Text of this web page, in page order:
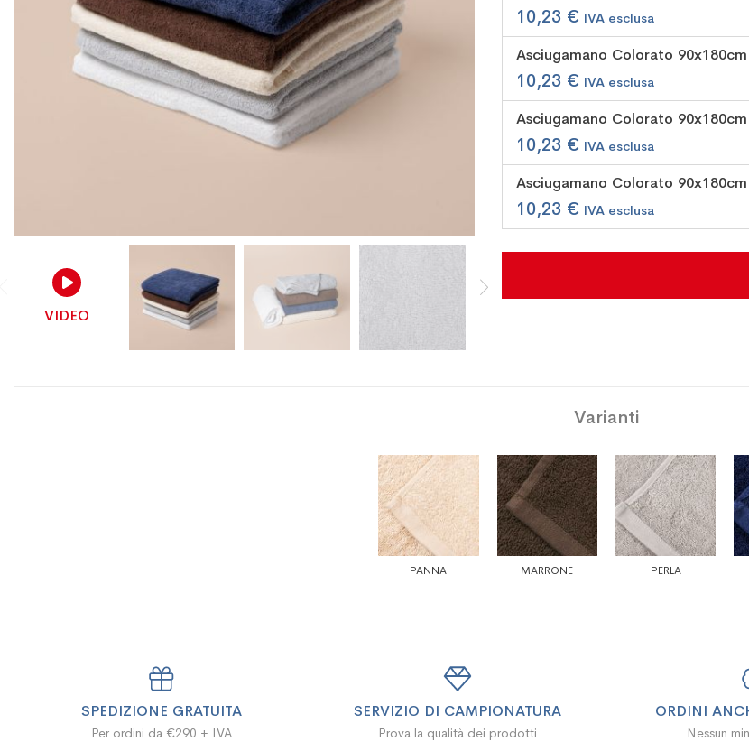
VIDEO
raggruppati
10,23 €
Asciugamano Colorato
10,23 €
Asciugamano Colorato
10,23 €
Asciugamano Colorato
10,23 €
Varianti
PANNA MARRONE PERLA
SPEDIZIONE GRATUITA
Per ordini da €290 + IVA
SERVIZIO DI CAMPIONATURA
Prova la qualità dei prodotti
ORDINI
Nessun